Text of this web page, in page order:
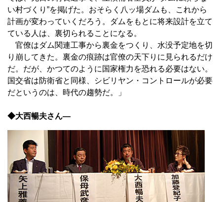
い村づくり”を掲げた。おそらく八ッ場ダムも、これから
計画が変わっていくだろう。ダムをもとに将来設計を立て
ている人は、裏切られることになる。
官僚はダム関連工事から裏金をつくり、水没予定地を切
り崩してきた。裏金の痕跡は官僚の天下りに見られるだけ
だ。だが、かつてのように国家権力を恐れる必要はない。
国交省は防衛省と同様、シビリヤン・コントロールが必要
だというのは、時代の趨勢だ。」
◆大西暢夫さん―